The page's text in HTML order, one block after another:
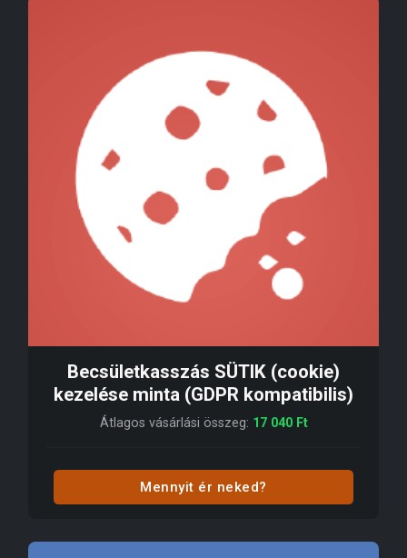
Becsületkasszás SÜTIK (cookie)
kezelése minta (GDPR kompatibilis)
Átlagos vásárlási összeg: 17 040 Ft
Mennyit ér neked?